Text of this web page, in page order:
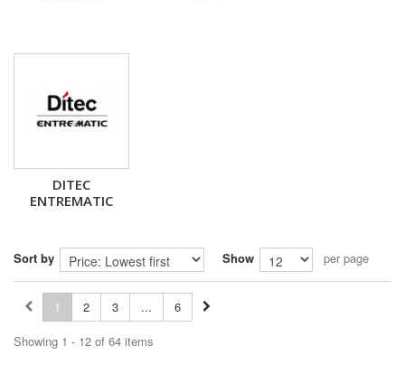
DITEC
ENTREMATIC
Sort by Show per page
1 2 3 ...
6
Showing 1 - 12 of 64 items